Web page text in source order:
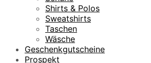
Shirts & Polos
Sweatshirts
Taschen
Wäsche
Geschenkgutscheine
Prospekt